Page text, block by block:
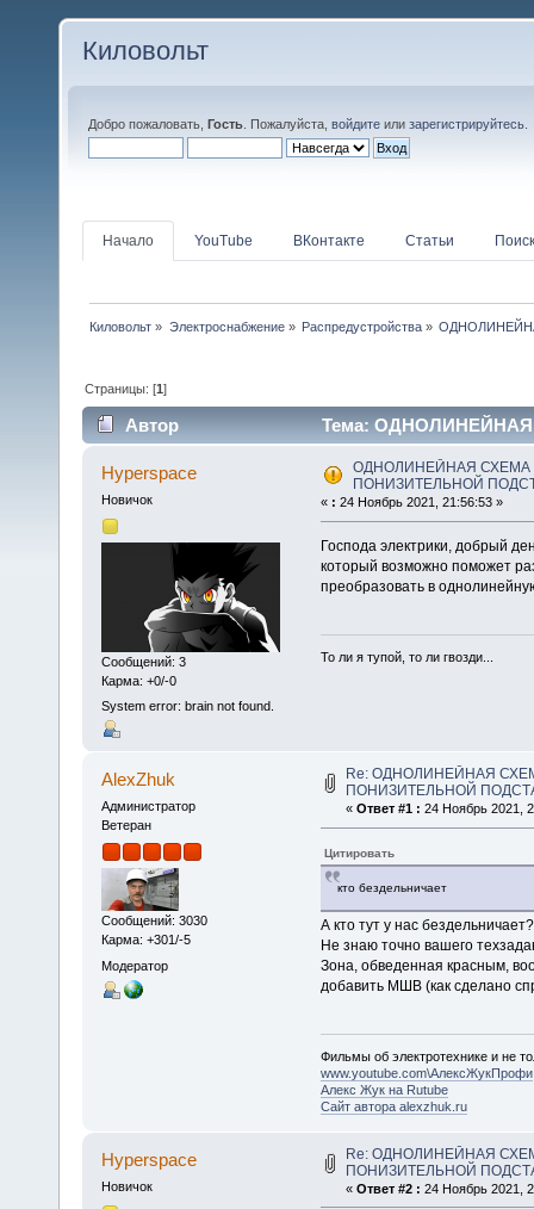
Киловольт
Добро пожаловать, Гость . Пожалуйста, войдите или зарегистрируйтесь
Начало YouTube ВКонтакте Статьи Поиск
Киловольт » Электроснабжение» Распредустройства»
Страницы: [1]
Автор
Тема:
(Прочитано 37447 раз)
Hyperspace
Новичок
Сообщений: 3
Карма: +0/-0
System error: brain not found.
ОДНОЛИНЕЙНАЯ СХЕМА
ПОНИЗИТЕЛЬНОЙ
« : 24 Ноябрь 2021, 21:56:53 »
Господа электрики, добрый
который возможно поможет
преобразовать в
То ли я тупой, то ли гвозди...
AlexZhuk
Администратор
Ветеран
Сообщений: 3030
Карма: +301/-5
Модератор
Re: ОДНОЛИНЕЙНАЯ
ПОНИЗИТЕЛЬНОЙ
« Ответ #1 : 24 Ноябрь 2021,
Цитировать
кто бездельничает
А кто тут у нас
Не знаю точно вашего
Зона, обведенная красным,
добавить МШВ (как сделано
Фильмы об электротехнике и не
www.youtube.com\АлексЖукПрофи
Алекс Жук на Rutube
Сайт автора alexzhuk.ru
Hyperspace
Новичок
Re: ОДНОЛИНЕЙНАЯ
ПОНИЗИТЕЛЬНОЙ
« Ответ #2 : 24 Ноябрь 2021,